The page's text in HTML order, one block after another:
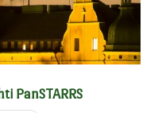
PanSTARRS